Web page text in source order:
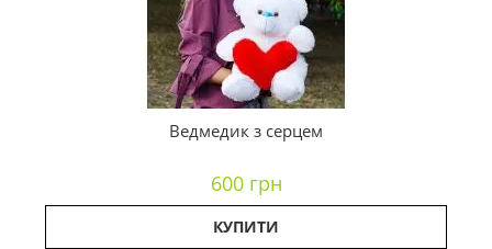
Ведмедик з серцем
600 грн
КУПИТИ